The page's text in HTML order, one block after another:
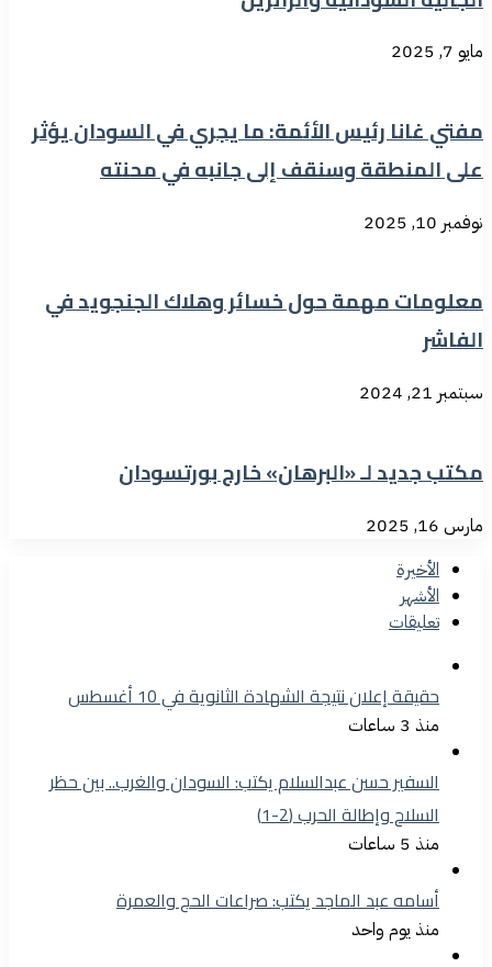
مايو 7, 2025
مفتي غانا رئيس الأئمة: ما يجري في السودان يؤثر
على المنطقة وسنقف إلى جانبه في محنته
نوفمبر 10, 2025
معلومات مهمة حول خسائر وهلاك الجنجويد في
الفاشر
سبتمبر 21, 2024
مكتب جديد لـ «البرهان» خارج بورتسودان
مارس 16, 2025
الأخيرة
الأشهر
تعليقات
حقيقة إعلان نتيجة الشهادة الثانوية في 10 أغسطس
منذ 3 ساعات
السفير حسن عبدالسلام يكتب: السودان والغرب.. بين حظر
السلاح وإطالة الحرب (2-1)
منذ 5 ساعات
أسامه عبد الماجد يكتب: صراعات الحج والعمرة
منذ يوم واحد